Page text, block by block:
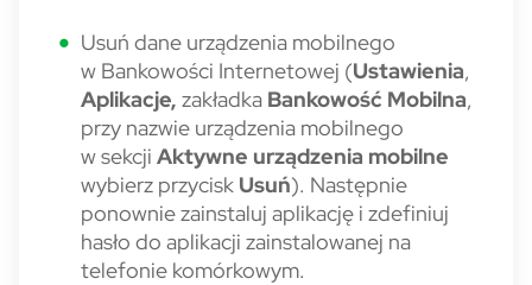
Usuń dane urządzenia mobilnego
w Bankowości Internetowej (Ustawienia,
Aplikacje, zakładka Bankowość Mobilna,
przy nazwie urządzenia mobilnego
w sekcji Aktywne urządzenia mobilne
wybierz przycisk Usuń). Następnie
ponownie zainstaluj aplikację i zdefiniuj
hasło do aplikacji zainstalowanej na
telefonie komórkowym.